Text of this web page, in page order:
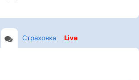
Страховка Live